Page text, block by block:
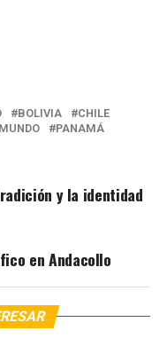
BOLIVIA
CHILE
PANAMÁ
y la identidad
en Andacollo